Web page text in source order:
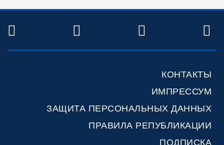
TWITTER FACEBOOKYOUTUBE
КОНТАКТЫ
ИМПРЕССУМ
ЗАЩИТА ПЕРСОНАЛЬНЫХ ДАННЫХ
ПРАВИЛА РЕПУБЛИКАЦИИ
ПОДПИСКА